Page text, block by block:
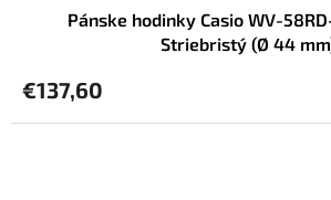
Pánske hodinky Casio WV-
Striebristý (Ø 44
€137,60